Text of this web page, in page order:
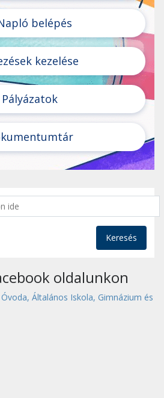
belépés
kezelése
Pályázatok
Keresés
oldalunkon
Általános Iskola, Gimnázium és